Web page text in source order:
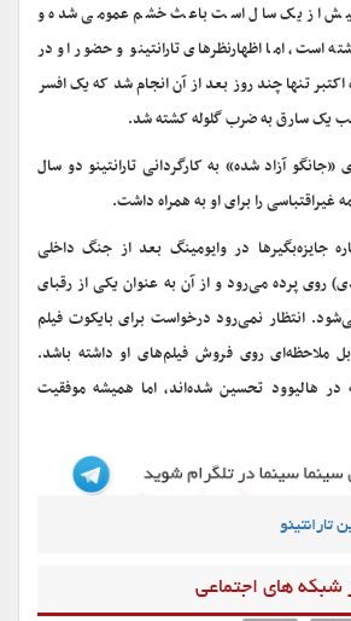
از یک سال است باعث خشم عمومی شده و
است، اما اظهارنظرهای تارانتینو و حضور او در
اکتبر تنها چند روز بعد از آن انجام شد که یک افسر
یک سارق به ضرب گلوله کشته شد.
آزاد شده» به کارگردانی تارانتینو دو سال
غیراقتباسی را برای او به همراه داشت.
جایزه‌بگیرها در وایومینگ بعد از جنگ داخلی
از ۲۵ دسامبر (۴ دی) روی پرده می‌رود و از آن به عنوان یکی از رقبای
انتظار نمی‌رود درخواست برای بایکوت فیلم
ملاحظه‌ای روی فروش فیلم‌های او داشته باشد.
در هالیوود تحسین شده‌اند، اما همیشه موفقیت
تارانتینو
های اجتماعی